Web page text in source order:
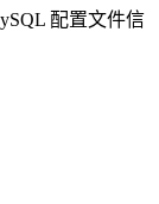
配置文件信